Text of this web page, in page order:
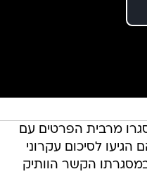
מרבית הפרטים עם
הגיעו לסיכום עקרוני
הקשר הוותיק